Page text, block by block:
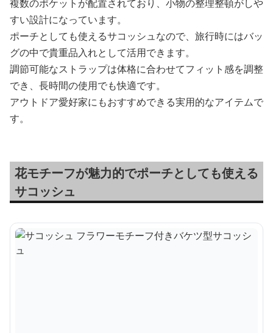
複数のポケットが配置されており、小物の整理整頓がしや
すい設計になっています。
ポーチとしても使えるサコッシュなので、旅行時にはバッ
グの中で貴重品入れとして活用できます。
調節可能なストラップは体格に合わせてフィット感を調整
でき、長時間の使用でも快適です。
アウトドア愛好家にもおすすめできる実用的なアイテムで
す。
花モチーフが魅力的でポーチとしても使える
サコッシュ